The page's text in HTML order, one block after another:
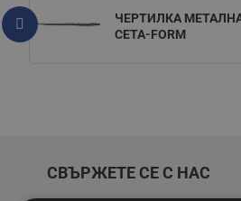
ЧЕРТИЛКА
CETA-FORM
СВЪРЖЕТЕ СЕ С НАС